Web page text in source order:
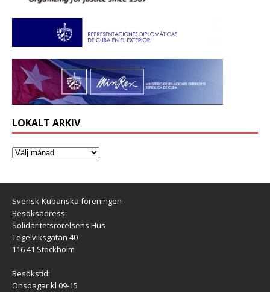
LOKALT ARKIV
Svensk-Kubanska föreningen
Besöksadress:
Solidaritetsrörelsens Hus
Tegelviksgatan 40
116 41 Stockholm
Besökstid:
Onsdagar kl 09-15